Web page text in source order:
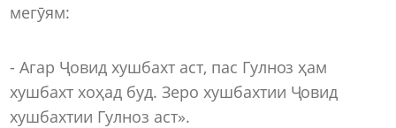
мегӯям:
- Агар Ҷовид хушбахт аст, пас Гулноз ҳам
хушбахт хоҳад буд. Зеро хушбахтии Ҷовид
хушбахтии Гулноз аст».